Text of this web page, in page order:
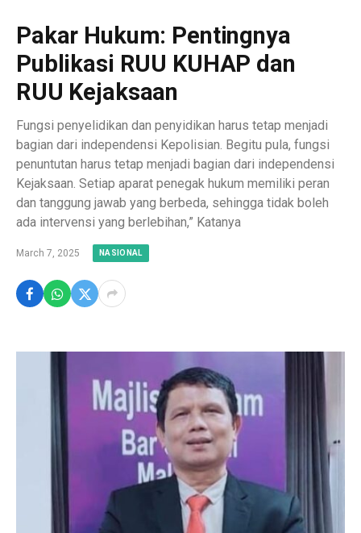
Pakar Hukum: Pentingnya
Publikasi RUU KUHAP dan
RUU Kejaksaan
Fungsi penyelidikan dan penyidikan harus tetap menjadi
bagian dari independensi Kepolisian. Begitu pula, fungsi
penuntutan harus tetap menjadi bagian dari independensi
Kejaksaan. Setiap aparat penegak hukum memiliki peran
dan tanggung jawab yang berbeda, sehingga tidak boleh
ada intervensi yang berlebihan,” Katanya
March 7, 2025 NASIONAL